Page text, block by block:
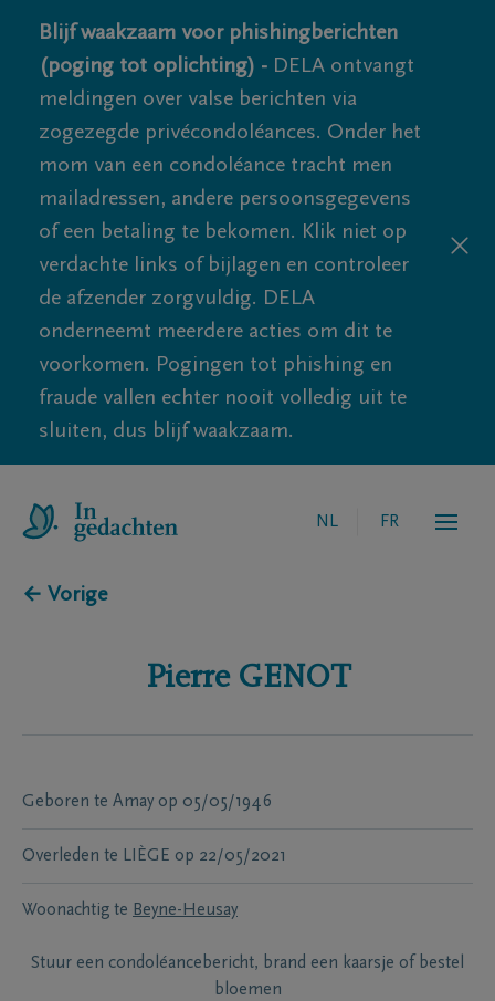
Blijf waakzaam voor phishingberichten
(poging tot oplichting) - DELA ontvangt
meldingen over valse berichten via
zogezegde privécondoléances. Onder het
mom van een condoléance tracht men
mailadressen, andere persoonsgegevens
of een betaling te bekomen. Klik niet op
verdachte links of bijlagen en controleer
de afzender zorgvuldig. DELA
onderneemt meerdere acties om dit te
voorkomen. Pogingen tot phishing en
fraude vallen echter nooit volledig uit te
sluiten, dus blijf waakzaam.
NL FR
← Vorige
Pierre GENOT
Geboren te Amay op 05/05/1946
Overleden te LIÈGE op 22/05/2021
Woonachtig te Beyne-Heusay
Stuur een condoléancebericht, brand een kaarsje of bestel
bloemen